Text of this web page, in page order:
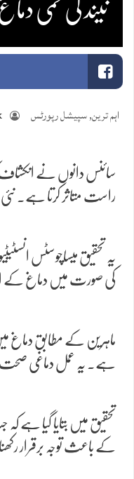
نیند کی کمی
اہم ترین,سپیشل رپورٹس
سائنس دانوں نے انکشاف
راست متاثر کرتا ہے۔ نئی
یہ تحقیق میساچوسٹس
کی صورت میں دماغ کے
ماہرین کے مطابق دماغ
ہے۔ یہ عمل دماغی صحت
تحقیق میں بتایا گیا
کے باعث توجہ برقرار